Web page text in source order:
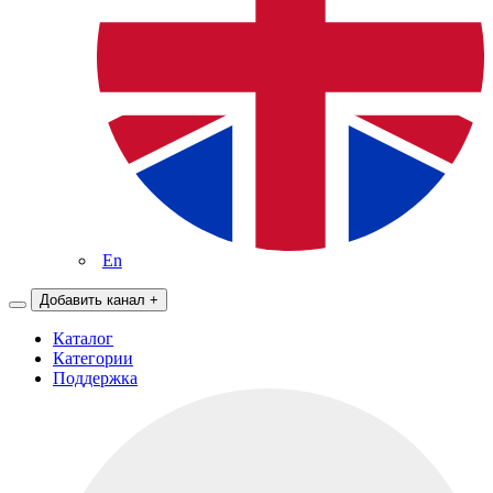
En
Добавить канал +
Каталог
Категории
Поддержка